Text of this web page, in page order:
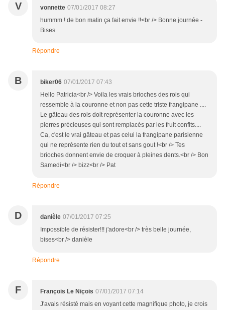
V vonnette 07/01/2017 08:27
hummm ! de bon matin ça fait envie !!<br /> Bonne journée -
Bises
Répondre
B biker06 07/01/2017 07:43
Hello Patricia<br /> Voila les vrais brioches des rois qui
ressemble à la couronne et non pas cette triste frangipane ....
Le gâteau des rois doit représenter la couronne avec les
pierres précieuses qui sont remplacés par les fruit confits....
Ca, c'est le vrai gâteau et pas celui la frangipane parisienne
qui ne représente rien du tout et sans gout !<br /> Tes
brioches donnent envie de croquer à pleines dents.<br /> Bon
Samedi<br /> bizz<br /> Pat
Répondre
D danièle 07/01/2017 07:25
Impossible de résister!!! j'adore<br /> très belle journée,
bises<br /> danièle
Répondre
F François Le Niçois 07/01/2017 07:14
J'avais résisté mais en voyant cette magnifique photo, je crois